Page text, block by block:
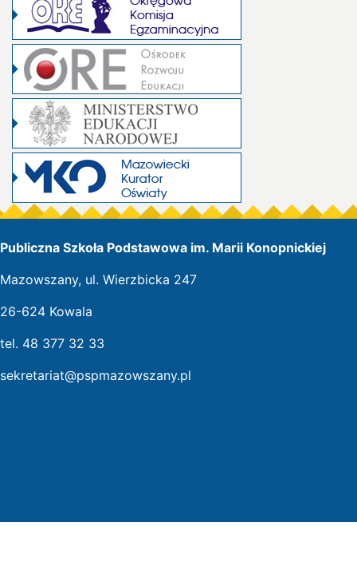
Publiczna Szkoła Podstawowa im. Marii Konopnickiej
Mazowszany, ul. Wierzbicka 247
26-624 Kowala
tel. 48 377 32 33
sekretariat@pspmazowszany.pl